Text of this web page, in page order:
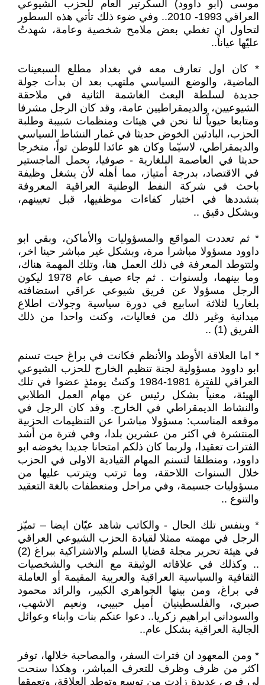
موسى (ابو داوود) السكرتير العام للحزب الشيوعي
العراقي 1993- 2010.. وفي ضوء ذلك تأتي هذه السطور
لتحاول ان تغطي بعض ملامح شخصية وعامة، شهدتُ
عليّها عياناً..
* كان اول تعارف معه في بغداد مطلع السبعينات
الماضية، والوضع السياسي ملتهب بعد ان بدأت جولة
جديدة لسلطة البعث الغاشمة الثانية في ملاحقة
الشيوعيين، والديمقراطيين عامة، وقد كان الرجل مشرفا
ومتابعا حيوياً لنا نحن في هيئات ومنظمات شبيبة وطلبة
الحزب، البادئين الخوض حديثا في غمار النشاط السياسي
والديمقراطي، لاسيّما وكان هو عائدا للوطن تواً، متخرجا
حديثا في العاصمة البلغارية - صوفيا، يحمل الماجستير
في الاقتصاد، بدرجة أمتياز، مما أهله لأن يشغل وظيفة
باحث في شركة النفط الوطنية العراقية المعروفة
بتشددها في اختبار كفاءات موظفيها، قبل تعيينهم،
وبشكل دقيق ..
* ثم تعددت المواقع والمسؤوليات والأماكن، وبقي ابو
داوود مسؤولا مباشرا مرة، وبشكل غير مباشر حينا اخر،
ولتتوطد المعرفة في ذلك العمل هنا، وتلك المهمة هناك،
وما بينهما، ولسنوات . ثم جاء صيف عام 1978 ليكون
الرجل مسؤولا عن فريق شيوعي عراقي استضافته
بلغاريا لثلاثة اسابيع في دورة سياسية وجولات اطلاع
ميدانية وغير ذلك من فعاليات، وكنت واحدا من ذلك
الفريق (1) ..
* اما العلاقة الأوطد والأنظم فكانت في براغ حيت تسنم
ابو داوود مسؤولية لجنة تنظيم الخارج للحزب الشيوعي
العراقي للفترة 1981-1984 وكنتُ يومئذٍ عضوا في تلك
الهيئة، معنياً بشكل رئيس عن مهام العمل الطلابي
والنشاط الديمقراطي في الخارج. وقد كان الرجل في
موقعه المناسب: مسؤولا مباشرا عن التنظيمات الحزبية
المنتشرة في اكثر من عشرين بلدا، وفي فترة من أشد
الفترات تعقيدا، ولربما كان ذلكم امتحانا جديدا يخوضه ابو
داوود، ومنطلقا لتسنم المهام القيادية الاولى في الحزب
خلال السنوات اللاحقة، وما ترتب ويترتب عليها من
مسؤوليات جسيمة، وفي مراحل ومنعطفات بالغة التعقيد
والتنوع ..
* وبنفس تلك الحال - والكاتب شاهد عيّان ايضا – تميّز
الرجل في مهمته ممثلا لقيادة الحزب الشيوعي العراقي
في هيئة تحرير مجلة قضايا السلم والاشتراكية ببراغ (2)
.. وكذلك في علاقاته الوثيقة مع النخب والشخصيات
الثقافية والسياسية العراقية والعربية المقيمة أو العاملة
في براغ، ومن بينها الجواهري الكبير، والرائد محمود
صبري، والفلسطينيان أميل حبيبي، ونعيم الاشهب،
والسوداني ابراهيم زكريا.. دعوا عنكم بنات وابناء وعوائل
الجالية العراقية بشكل عام..
* ومن المعهود ان فترات السفر، والمصاحبة خلالها، توفر
اكثر من ظرف وظرف للتعرف المباشر، وهكذا سنحت
لي فرص عديدة زادت من توسع وتوطد العلاقة، وتعمقها